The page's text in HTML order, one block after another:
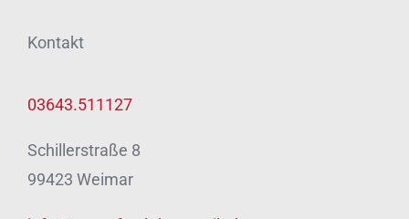
Kontakt
03643.511127
Schillerstraße 8
99423 Weimar